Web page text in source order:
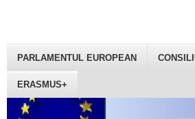
PARLAMENTUL EUROPEAN
ERASMUS+